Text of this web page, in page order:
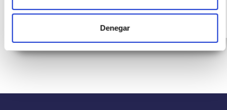
Denegar
138
Híbrido